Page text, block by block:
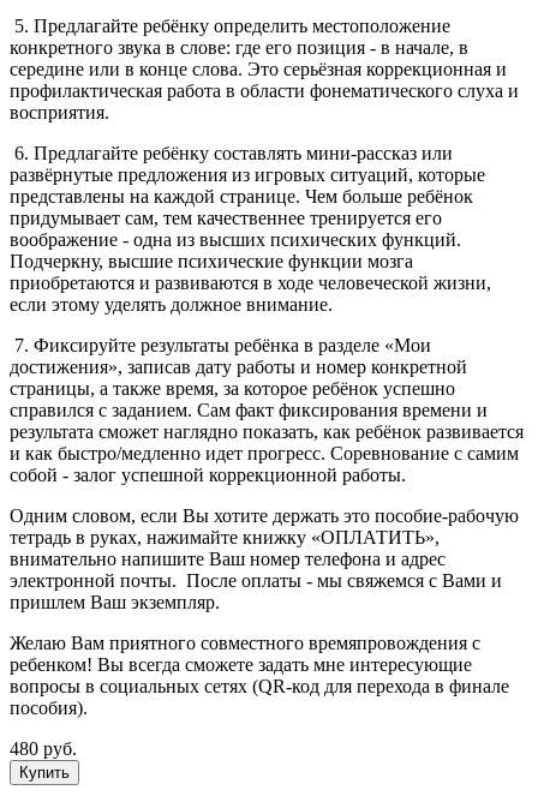
5. Предлагайте ребёнку определить местоположение
конкретного звука в слове: где его позиция - в начале, в
середине или в конце слова. Это серьёзная коррекционная и
профилактическая работа в области фонематического слуха и
восприятия.
6. Предлагайте ребёнку составлять мини-рассказ или
развёрнутые предложения из игровых ситуаций, которые
представлены на каждой странице. Чем больше ребёнок
придумывает сам, тем качественнее тренируется его
воображение - одна из высших психических функций.
Подчеркну, высшие психические функции мозга
приобретаются и развиваются в ходе человеческой жизни,
если этому уделять должное внимание.
7. Фиксируйте результаты ребёнка в разделе «Мои
достижения», записав дату работы и номер конкретной
страницы, а также время, за которое ребёнок успешно
справился с заданием. Сам факт фиксирования времени и
результата сможет наглядно показать, как ребёнок развивается
и как быстро/медленно идет прогресс. Соревнование с самим
собой - залог успешной коррекционной работы.
Одним словом, если Вы хотите держать это пособие-рабочую
тетрадь в руках, нажимайте книжку «ОПЛАТИТЬ»,
внимательно напишите Ваш номер телефона и адрес
электронной почты. После оплаты - мы свяжемся с Вами и
пришлем Ваш экземпляр.
Желаю Вам приятного совместного времяпровождения с
ребенком! Вы всегда сможете задать мне интересующие
вопросы в социальных сетях (QR-код для перехода в финале
пособия).
480 руб.
Купить